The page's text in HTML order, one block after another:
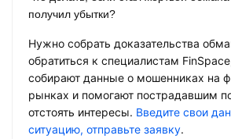
получил убытки?
Нужно собрать доказательства
обратиться к специалистам
собирают данные о мошенниках на
рынках и помогают пострадавшим
отстоять интересы. Введите свои
ситуацию, отправьте заявку.